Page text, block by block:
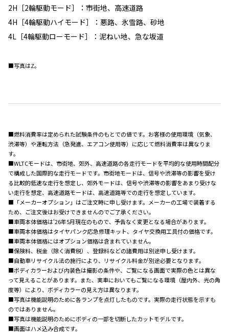
2H［2輪駆動モード］：市街地、高速道路
4H［4輪駆動ハイモード］：悪路、氷雪路、砂地
4L［4輪駆動ローモード］：泥ねい地、急な坂道
■写真はZ。
■燃料消費率は定められた試験条件のもとでの値です。お客様の使用環境（気象、
渋滞等）や運転方法（急発進、エアコン使用等）に応じて燃料消費率は異なりま
す。
■WLTCモードは、市街地、郊外、高速道路の各走行モードを平均的な使用時間配分
で構成した国際的な走行モードです。市街地モードは、信号や渋滞等の影響を受け
る比較的低速な走行を想定し、郊外モードは、信号や渋滞等の影響をあまり受けな
い走行を想定、高速道路モードは、高速道路等での走行を想定しています。
■「メーカーオプション」はご注文時に申し受けます。メーカーの工場で装着する
ため、ご注文後はお受けできませんのでご了承ください。
■車両本体価格は'26年5月現在のもので、予告なく変更となる場合があります。
■車両本体価格はタイヤパンク応急修理キット、タイヤ交換用工具付の価格です。
■車両本体価格にはオプション価格は含まれていません。
■保険料、税金（除く消費税）、登録料などの諸費用は別途申し受けます。
■自動車リサイクル法の施行により、リサイクル料金が別途必要となります。
■ボディカラーおよび内装色は撮影の条件や、ご覧になる画面で実際の色とは異な
って見えることがあります。また、実車においてもご覧になる環境（屋内外、光の角
度等）により、ボディカラーの見え方は異なります。
■写真は機能説明のために各ランプを点灯したものです。実際の走行状態を示すも
のではありません。
■写真は機能説明のためにボディの一部を切断したカットモデルです。
■画面はハメ込み合成です。